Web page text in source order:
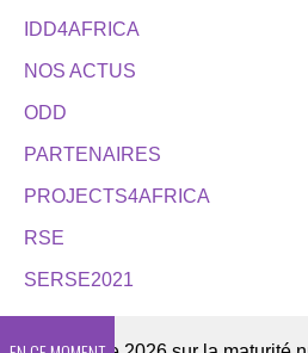
IDD4AFRICA
NOS ACTUS
ODD
PARTENAIRES
PROJECTS4AFRICA
RSE
SERSE2021